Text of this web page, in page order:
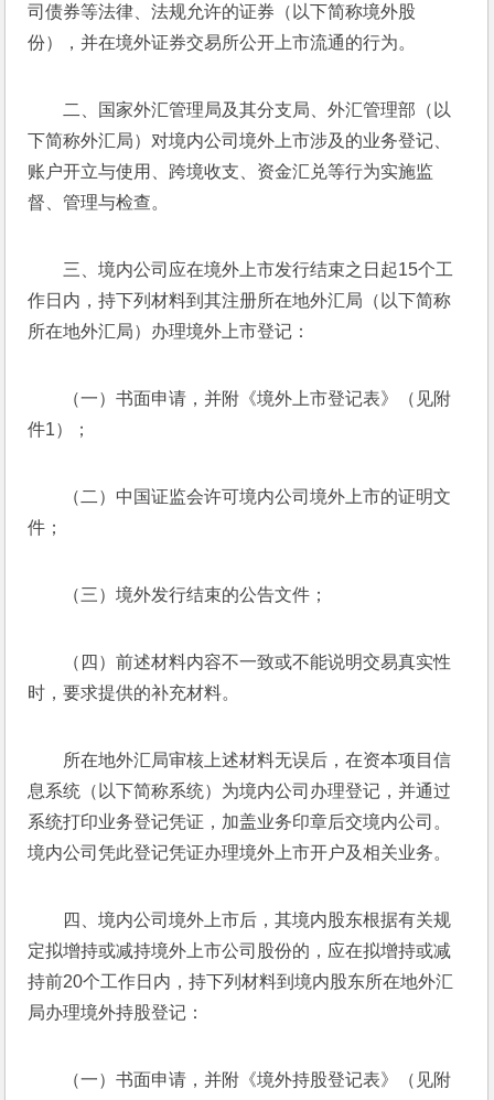
司债券等法律、法规允许的证券（以下简称境外股
份），并在境外证券交易所公开上市流通的行为。
二、国家外汇管理局及其分支局、外汇管理部（以
下简称外汇局）对境内公司境外上市涉及的业务登记、
账户开立与使用、跨境收支、资金汇兑等行为实施监
督、管理与检查。
三、境内公司应在境外上市发行结束之日起15个工
作日内，持下列材料到其注册所在地外汇局（以下简称
所在地外汇局）办理境外上市登记：
（一）书面申请，并附《境外上市登记表》（见附
件1）；
（二）中国证监会许可境内公司境外上市的证明文
件；
（三）境外发行结束的公告文件；
（四）前述材料内容不一致或不能说明交易真实性
时，要求提供的补充材料。
所在地外汇局审核上述材料无误后，在资本项目信
息系统（以下简称系统）为境内公司办理登记，并通过
系统打印业务登记凭证，加盖业务印章后交境内公司。
境内公司凭此登记凭证办理境外上市开户及相关业务。
四、境内公司境外上市后，其境内股东根据有关规
定拟增持或减持境外上市公司股份的，应在拟增持或减
持前20个工作日内，持下列材料到境内股东所在地外汇
局办理境外持股登记：
（一）书面申请，并附《境外持股登记表》（见附